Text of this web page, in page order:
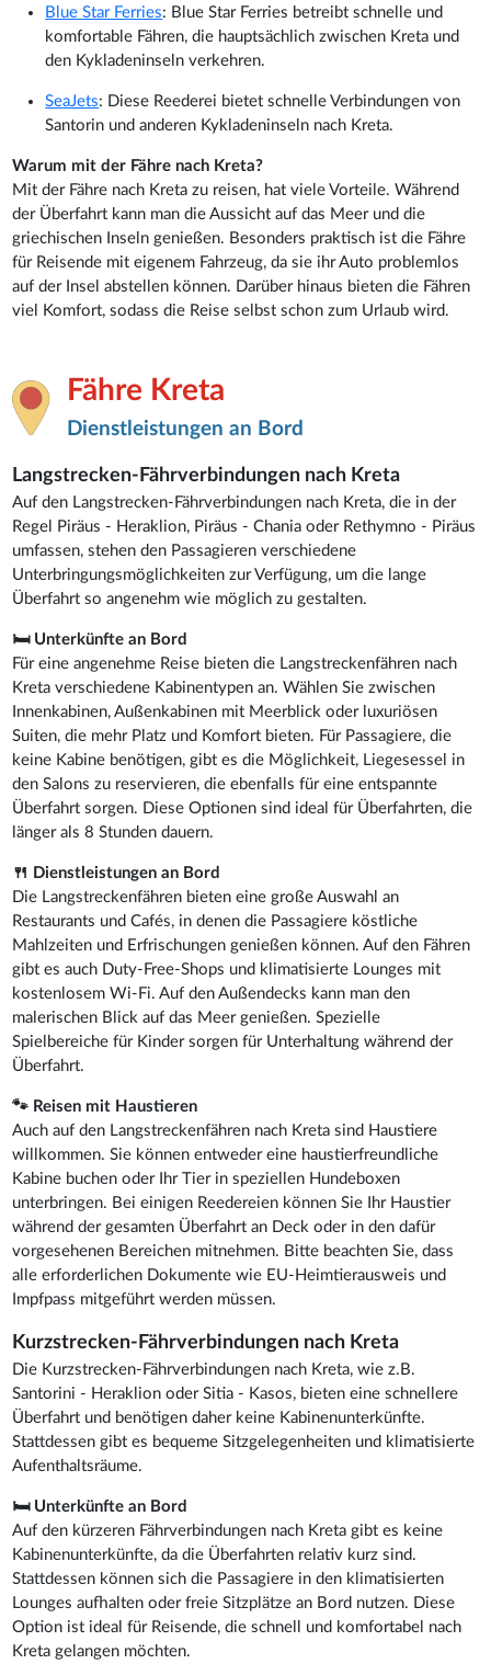
Blue Star Ferries: Blue Star Ferries betreibt schnelle und
komfortable Fähren, die hauptsächlich zwischen Kreta und
den Kykladeninseln verkehren.
SeaJets: Diese Reederei bietet schnelle Verbindungen von
Santorin und anderen Kykladeninseln nach Kreta.
Warum mit der Fähre nach Kreta?
Mit der Fähre nach Kreta zu reisen, hat viele Vorteile. Während
der Überfahrt kann man die Aussicht auf das Meer und die
griechischen Inseln genießen. Besonders praktisch ist die Fähre
für Reisende mit eigenem Fahrzeug, da sie ihr Auto problemlos
auf der Insel abstellen können. Darüber hinaus bieten die Fähren
viel Komfort, sodass die Reise selbst schon zum Urlaub wird.
Fähre Kreta
Dienstleistungen an Bord
Langstrecken-Fährverbindungen nach Kreta
Auf den Langstrecken-Fährverbindungen nach Kreta, die in der
Regel Piräus - Heraklion, Piräus - Chania oder Rethymno - Piräus
umfassen, stehen den Passagieren verschiedene
Unterbringungsmöglichkeiten zur Verfügung, um die lange
Überfahrt so angenehm wie möglich zu gestalten.
🛏 Unterkünfte an Bord
Für eine angenehme Reise bieten die Langstreckenfähren nach
Kreta verschiedene Kabinentypen an. Wählen Sie zwischen
Innenkabinen, Außenkabinen mit Meerblick oder luxuriösen
Suiten, die mehr Platz und Komfort bieten. Für Passagiere, die
keine Kabine benötigen, gibt es die Möglichkeit, Liegesessel in
den Salons zu reservieren, die ebenfalls für eine entspannte
Überfahrt sorgen. Diese Optionen sind ideal für Überfahrten, die
länger als 8 Stunden dauern.
🍴 Dienstleistungen an Bord
Die Langstreckenfähren bieten eine große Auswahl an
Restaurants und Cafés, in denen die Passagiere köstliche
Mahlzeiten und Erfrischungen genießen können. Auf den Fähren
gibt es auch Duty-Free-Shops und klimatisierte Lounges mit
kostenlosem Wi-Fi. Auf den Außendecks kann man den
malerischen Blick auf das Meer genießen. Spezielle
Spielbereiche für Kinder sorgen für Unterhaltung während der
Überfahrt.
🐾 Reisen mit Haustieren
Auch auf den Langstreckenfähren nach Kreta sind Haustiere
willkommen. Sie können entweder eine haustierfreundliche
Kabine buchen oder Ihr Tier in speziellen Hundeboxen
unterbringen. Bei einigen Reedereien können Sie Ihr Haustier
während der gesamten Überfahrt an Deck oder in den dafür
vorgesehenen Bereichen mitnehmen. Bitte beachten Sie, dass
alle erforderlichen Dokumente wie EU-Heimtierausweis und
Impfpass mitgeführt werden müssen.
Kurzstrecken-Fährverbindungen nach Kreta
Die Kurzstrecken-Fährverbindungen nach Kreta, wie z.B.
Santorini - Heraklion oder Sitia - Kasos, bieten eine schnellere
Überfahrt und benötigen daher keine Kabinenunterkünfte.
Stattdessen gibt es bequeme Sitzgelegenheiten und klimatisierte
Aufenthaltsräume.
🛏 Unterkünfte an Bord
Auf den kürzeren Fährverbindungen nach Kreta gibt es keine
Kabinenunterkünfte, da die Überfahrten relativ kurz sind.
Stattdessen können sich die Passagiere in den klimatisierten
Lounges aufhalten oder freie Sitzplätze an Bord nutzen. Diese
Option ist ideal für Reisende, die schnell und komfortabel nach
Kreta gelangen möchten.